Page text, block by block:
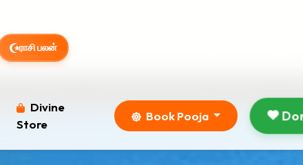
ராசி பலன்
Divine
Store
Book Pooja
12.08.2026 புதன்கிழமை மாலை 4:30 மணிக்கு